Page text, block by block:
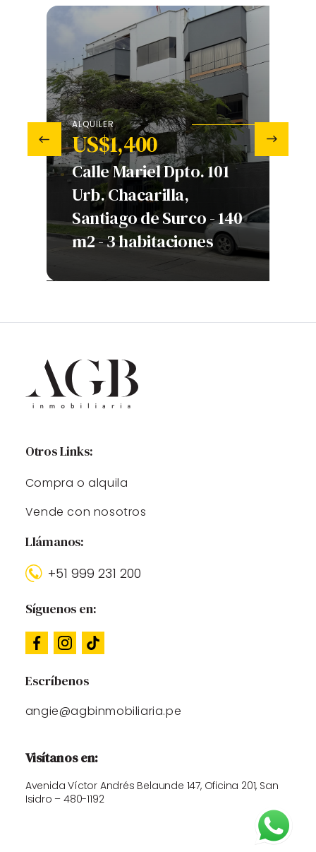
ALQUILER
US$1,400
Calle Mariel Dpto. 101
Urb. Chacarilla,
Santiago de Surco - 140
m2 - 3 habitaciones
Otros Links:
Compra o alquila
Vende con nosotros
Llámanos:
+51 999 231 200
Síguenos en:
Escríbenos
angie@agbinmobiliaria.pe
Visítanos en:
Avenida Víctor Andrés Belaunde 147, Oficina 201, San
Isidro – 480-1192